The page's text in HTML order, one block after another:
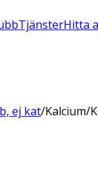
TjänsterHitta
ej kat/Kalcium/